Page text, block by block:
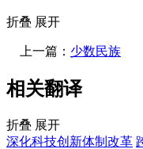
折叠 展开
上一篇： 少数民族
相关翻译
折叠 展开
深化科技创新体制改革